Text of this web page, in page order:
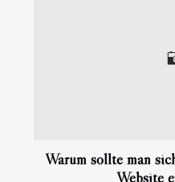
Warum sollte man
Website